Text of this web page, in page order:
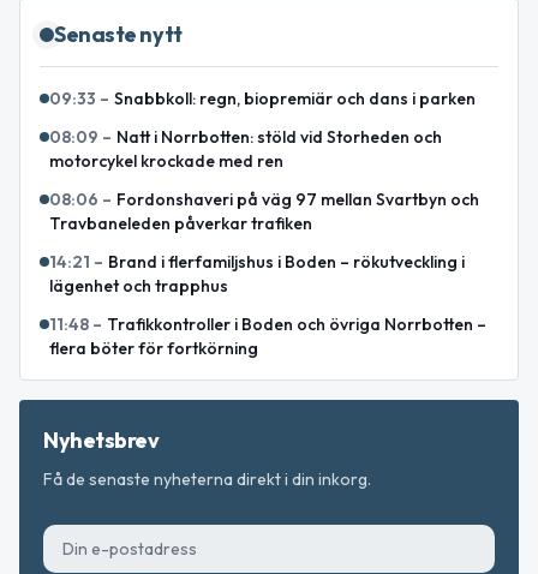
Senaste nytt
09:33 – Snabbkoll: regn, biopremiär och dans i parken
08:09 – Natt i Norrbotten: stöld vid Storheden och
motorcykel krockade med ren
08:06 – Fordonshaveri på väg 97 mellan Svartbyn och
Travbaneleden påverkar trafiken
14:21 – Brand i flerfamiljshus i Boden – rökutveckling i
lägenhet och trapphus
11:48 – Trafikkontroller i Boden och övriga Norrbotten –
flera böter för fortkörning
Nyhetsbrev
Få de senaste nyheterna direkt i din inkorg.